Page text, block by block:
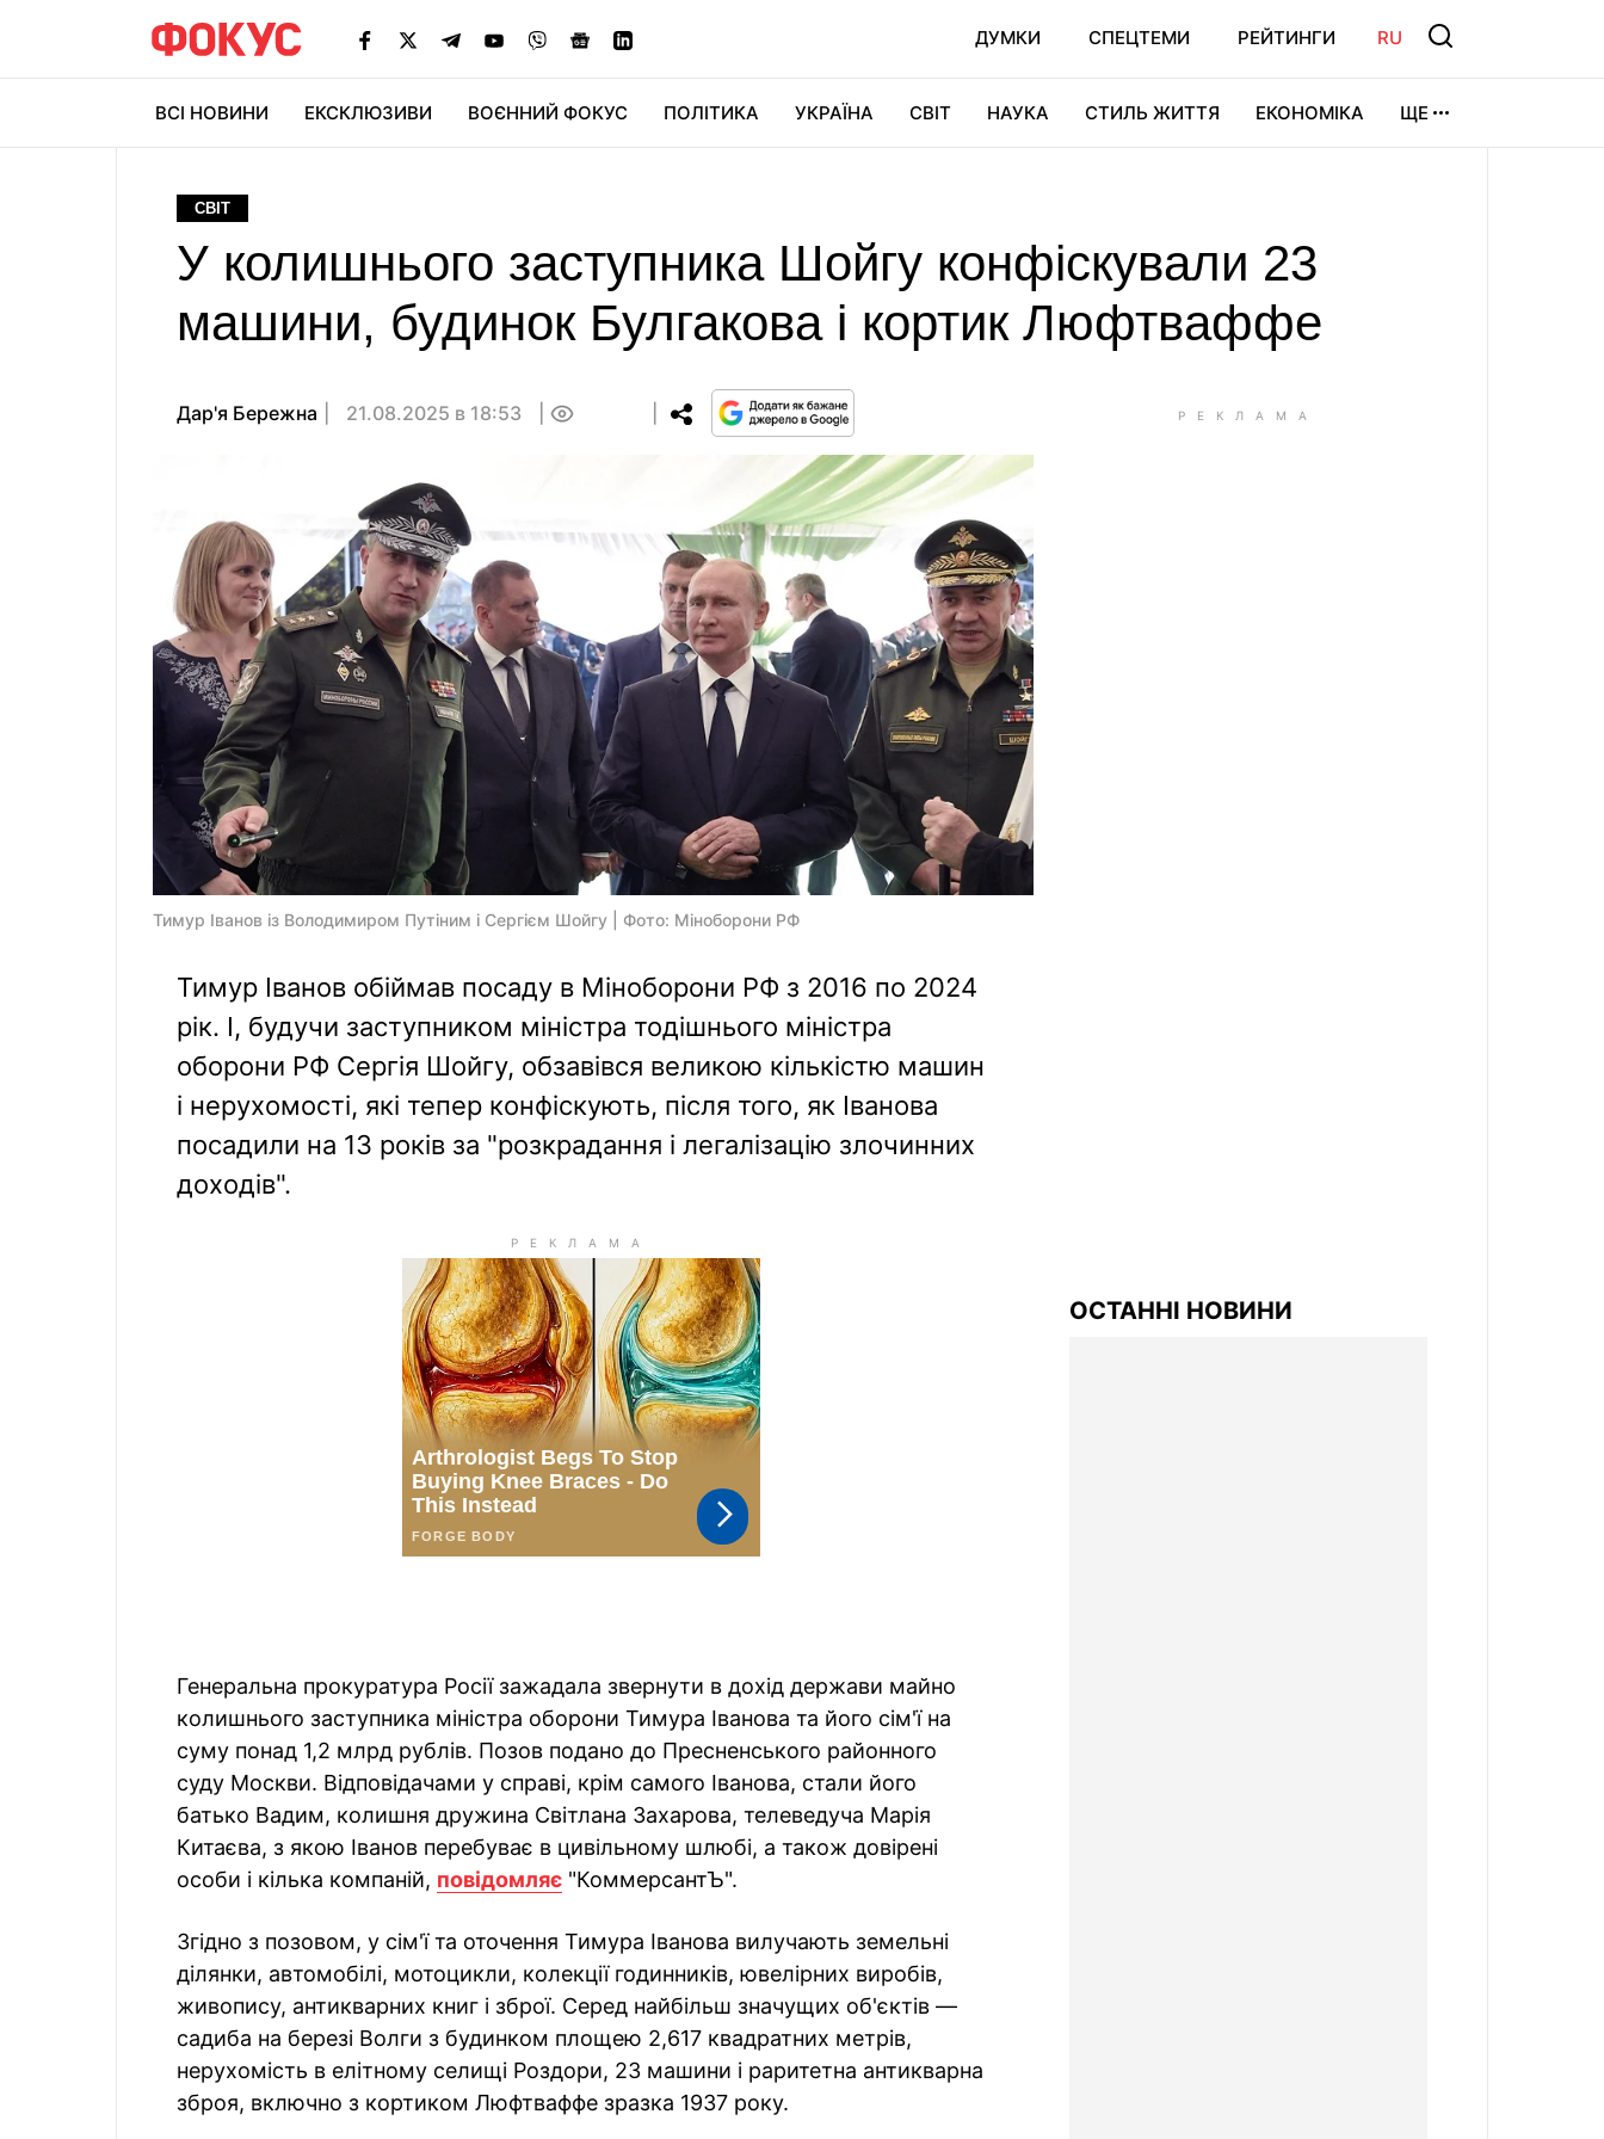
ДУМКИ СПЕЦТЕМИ РЕЙТИНГИ RU
ВСІ НОВИНИ ЕКСКЛЮЗИВИ ВОЄННИЙ ФОКУС ПОЛІТИКА УКРАЇНА СВІТ НАУКА СТИЛЬ ЖИТТЯ ЕКОНОМІКА ЩЕ
СВІТ
У колишнього заступника Шойгу конфіскували 23
машини, будинок Булгакова і кортик Люфтваффе
Дар'я Бережна 21.08.2025 в 18:53
Тимур Іванов із Володимиром Путіним і Сергієм Шойгу | Фото: Мiноборони РФ
Тимур Іванов обіймав посаду в Міноборони РФ з 2016 по 2024
рік. І, будучи заступником міністра тодішнього міністра
оборони РФ Сергія Шойгу, обзавівся великою кількістю машин
і нерухомості, які тепер конфіскують, після того, як Іванова
посадили на 13 років за "розкрадання і легалізацію злочинних
доходів".
Генеральна прокуратура Росії зажадала звернути в дохід держави майно
колишнього заступника міністра оборони Тимура Іванова та його сім'ї на
суму понад 1,2 млрд рублів. Позов подано до Пресненського районного
суду Москви. Відповідачами у справі, крім самого Іванова, стали його
батько Вадим, колишня дружина Світлана Захарова, телеведуча Марія
Китаєва, з якою Іванов перебуває в цивільному шлюбі, а також довірені
особи і кілька компаній, повідомляє "КоммерсантЪ".
Згідно з позовом, у сім'ї та оточення Тимура Іванова вилучають земельні
ділянки, автомобілі, мотоцикли, колекції годинників, ювелірних виробів,
живопису, антикварних книг і зброї. Серед найбільш значущих об'єктів —
садиба на березі Волги з будинком площею 2,617 квадратних метрів,
нерухомість в елітному селищі Роздори, 23 машини і раритетна антикварна
зброя, включно з кортиком Люфтваффе зразка 1937 року.
ОСТАННІ НОВИНИ